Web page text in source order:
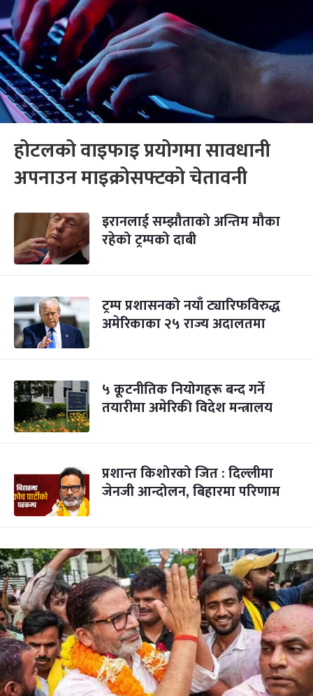
होटलको वाइफाइ प्रयोगमा सावधानी
अपनाउन माइक्रोसफ्टको चेतावनी
इरानलाई सम्झौताको अन्तिम मौका
रहेको ट्रम्पको दाबी
ट्रम्प प्रशासनको नयाँ ट्यारिफविरुद्ध
अमेरिकाका २५ राज्य अदालतमा
५ कूटनीतिक नियोगहरू बन्द गर्ने
तयारीमा अमेरिकी विदेश मन्त्रालय
प्रशान्त किशोरको जित : दिल्लीमा
जेनजी आन्दोलन, बिहारमा परिणाम